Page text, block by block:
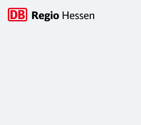
Hauptnavigation